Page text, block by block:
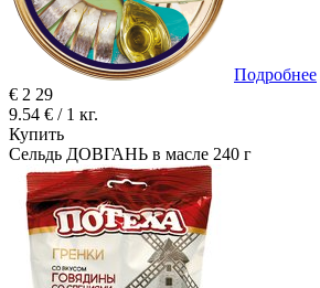
Подробнее
€ 2 29
9.54 € / 1 кг.
Купить
Сельдь ДОВГАНЬ в масле 240 г